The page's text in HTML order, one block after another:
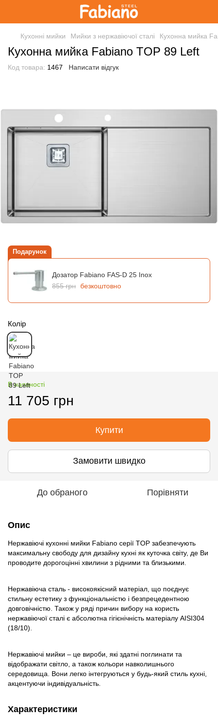
Кухонні мийки Мийки з нержавіючої сталі Кухонна мийка
Кухонна мийка Fabiano TOP 89 Left
Код товара: 1467 Написати відгук
Подарунок
Дозатор Fabiano FAS-D 25 Inox
855 грн безкоштовно
Колір
В наявності
11 705 грн
Купити
Замовити швидко
До обраного Порівняти
Опис
Нержавіючі кухонні мийки Fabiano серії TOP забезпечують
максимальну свободу для дизайну кухні як куточка світу, де Ви
проводите дорогоцінні хвилини з рідними та близькими.
Нержавіюча сталь - високоякісний матеріал, що поєднує
стильну естетику з функціональністю і безпрецедентною
довговічністю. Також у ряді причин вибору на користь
нержавіючої сталі є абсолютна гігієнічність матеріалу AISI304
(18/10).
Нержавіючі мийки – це вироби, які здатні поглинати та
відображати світло, а також кольори навколишнього
середовища. Вони легко інтегруються у будь-який стиль кухні,
акцентуючи індивідуальність.
Характеристики